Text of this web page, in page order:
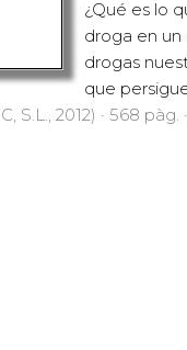
¿Qué es lo
droga en un
drogas
que
S.L., 2012) · 568 pàg.